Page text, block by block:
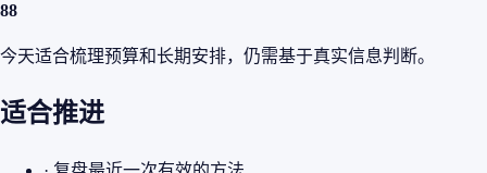
88
今天适合梳理预算和长期安排，仍需基于真实信息判断。
适合推进